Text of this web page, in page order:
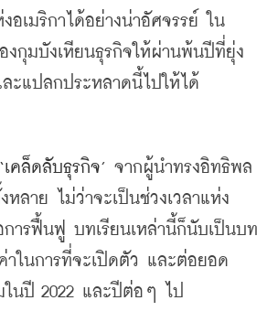
อเมริกาได้อย่างน่าอัศจรรย์ ใน
งกุมบังเหียนธุรกิจให้ผ่านพ้นปีที่ยุ่ง
ละแปลกประหลาดนี้ไปให้ได้
‘เคล็ดลับธุรกิจ’ จากผู้นำทรงอิทธิพล
หลาย ไม่ว่าจะเป็นช่วงเวลาแห่ง
การฟื้นฟู บทเรียนเหล่านี้ก็นับเป็นบท
าในการที่จะเปิดตัว และต่อยอด
นปี
2022 และปีต่อๆ ไป